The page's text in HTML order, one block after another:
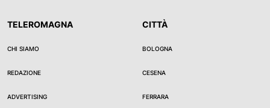
TELEROMAGNA
CHI SIAMO
REDAZIONE
ADVERTISING
CITTÀ
BOLOGNA
CESENA
FERRARA